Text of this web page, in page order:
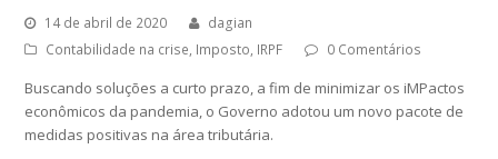
14 de abril de 2020
dagian
Contabilidade na crise, Imposto, IRPF 0 Comentários
Buscando soluções a curto prazo, a fim de minimizar os iMPactos
econômicos da pandemia, o Governo adotou um novo pacote de
medidas positivas na área tributária.